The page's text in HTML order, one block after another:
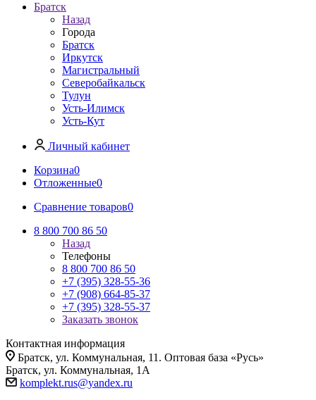
Братск
Назад
Города
Братск
Иркутск
Магистральный
Северобайкальск
Тулун
Усть-Илимск
Усть-Кут
Личный кабинет
Корзина0
Отложенные0
Сравнение товаров0
8 800 700 86 50
Назад
Телефоны
8 800 700 86 50
+7 (395) 328-55-36
+7 (908) 664-85-37
+7 (395) 328-55-37
Заказать звонок
Контактная информация
Братск, ул. Коммунальная, 11. Оптовая база «Русь»
Братск, ул. Коммунальная, 1А
komplekt.rus@yandex.ru